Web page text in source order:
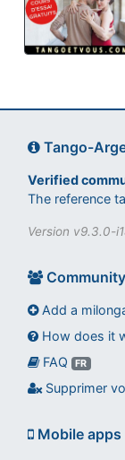
Tango-
Verified
The reference
Version v9.3.0-
Community
Add a
How does it
FAQ
FR
Supprimer
Mobile apps
Assistant tango-
Questions sur les